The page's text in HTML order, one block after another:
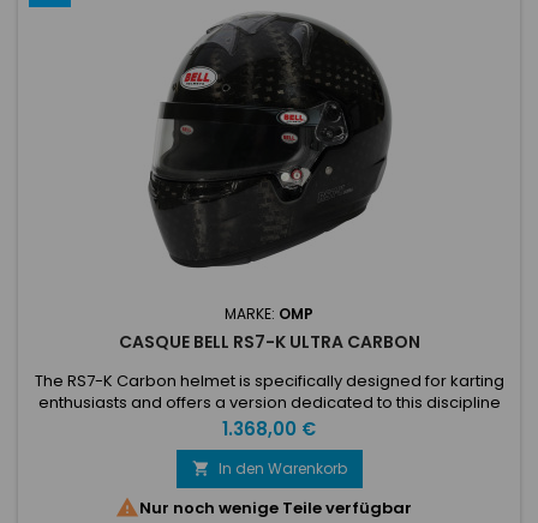
MARKE: OMP
CASQUE BELL RS7-K ULTRA CARBON
The RS7-K Carbon helmet is specifically designed for karting
enthusiasts and offers a version dedicated to this discipline
within the RS7 series. Its lightweight carbon composite shell,
derived from the HP7 design, guarantees exceptional
durability and performance. The innovative shell and visor
design optimizes aerodynamics and energy absorption.
With...
Preis
1.368,00 €
 In den Warenkorb
Nur noch wenige Teile verfügbar